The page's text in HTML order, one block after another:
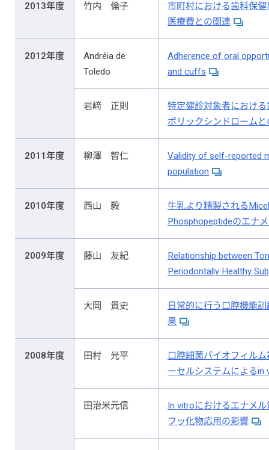
2013年度 竹内 倫子
市町村における歯科保
医療費との関連
2012年度
Andréia de
Toledo
Adherence of oral
and cuffs
岩﨑 正則
特定健診対象者におけ
ボリックシンドローム
2011年度 柳澤 智仁
Validity of self-reported
population
2010年度 西山 毅
牛乳より精製される
Phosphopeptideのエナ
2009年度 藤山 友紀
Relationship between
Periodontally Healthy
大岡 貴史
日常的に行う口腔機能
果
2008年度 田村 光平
口腔細菌バイオフィル
ーセルシステムによる
田治米元信
In vitroにおけるエナメ
フッ化物応用の影響